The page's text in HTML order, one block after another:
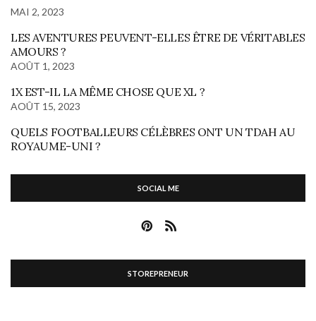
MAI 2, 2023
LES AVENTURES PEUVENT-ELLES ÊTRE DE VÉRITABLES
AMOURS ?
AOÛT 1, 2023
1X EST-IL LA MÊME CHOSE QUE XL ?
AOÛT 15, 2023
QUELS FOOTBALLEURS CÉLÈBRES ONT UN TDAH AU
ROYAUME-UNI ?
SOCIAL ME
STOREPRENEUR